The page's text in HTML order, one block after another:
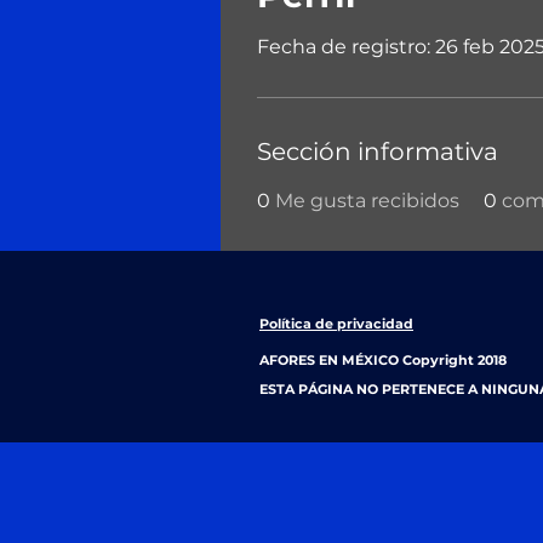
Fecha de registro: 26 feb
Sección informativa
0 Me gusta recibidos 0
Política de privacidad
AFORES EN MÉXICO Copyright 2018
ESTA PÁGINA NO PERTENECE A